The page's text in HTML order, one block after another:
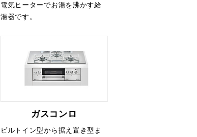
電気ヒーターでお湯を沸かす給
湯器です。
ガスコンロ
ビルトイン型から据え置き型ま